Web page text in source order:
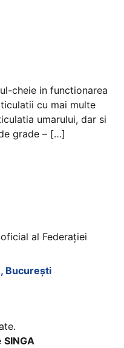
cheie in functionarea
cu mai multe
umarului, dar si
grade – […]
al Federației
București
SINGA